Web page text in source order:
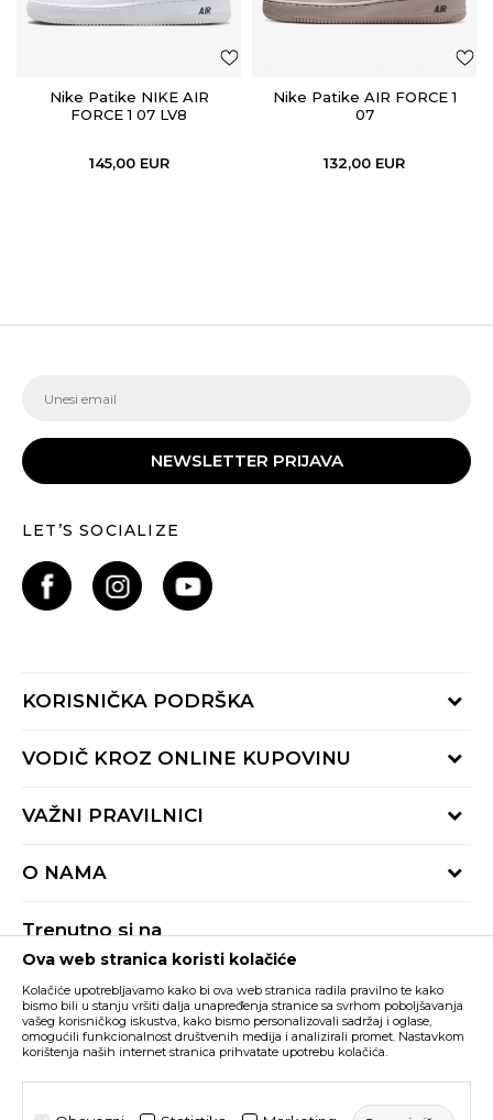
Nike Patike NIKE AIR
FORCE 1 07 LV8
145,00 EUR
Nike Patike AIR FORCE 1
07
132,00 EUR
NEWSLETTER PRIJAVA
LET’S SOCIALIZE
KORISNIČKA PODRŠKA
Provjeri status porudžbine
Radno vrijeme 9-16h
VODIČ KROZ ONLINE KUPOVINU
Načini isporuke
Reklamacije
VAŽNI PRAVILNICI
Pravila Sport&Bonus programa
O NAMA
BUZZ Shopovi
Postani dio BUZZ tima
Trenutno si na
Buzz Crna Gora PROMIJENI
Nastojimo da budemo što precizniji u opisu proizvoda, prikazu slika i samih
cijena, ali ne možemo garantovati da su sve informacije kompletne i bez
grešaka. Svi artikli prikazani na sajtu su dio naše ponude i ne podrazumijeva da
su dostupni u svakom trenutku. Raspoloživost robe možete provjeriti pozivom
Ova web stranica koristi kolačiće
Kolačiće upotrebljavamo kako bi ova web stranica radila pravilno te kako
bismo bili u stanju vršiti dalja unapređenja stranice sa svrhom poboljšavanja
vašeg korisničkog iskustva, kako bismo personalizovali sadržaj i oglase,
omogućili funkcionalnost društvenih medija i analizirali promet. Nastavkom
korištenja naših internet stranica prihvatate upotrebu kolačića.